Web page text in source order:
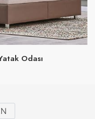
Odası